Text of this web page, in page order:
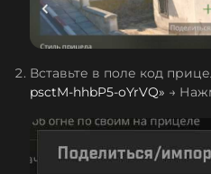
Вставьте в поле код
psctM-hhbP5-oYrVQ» →